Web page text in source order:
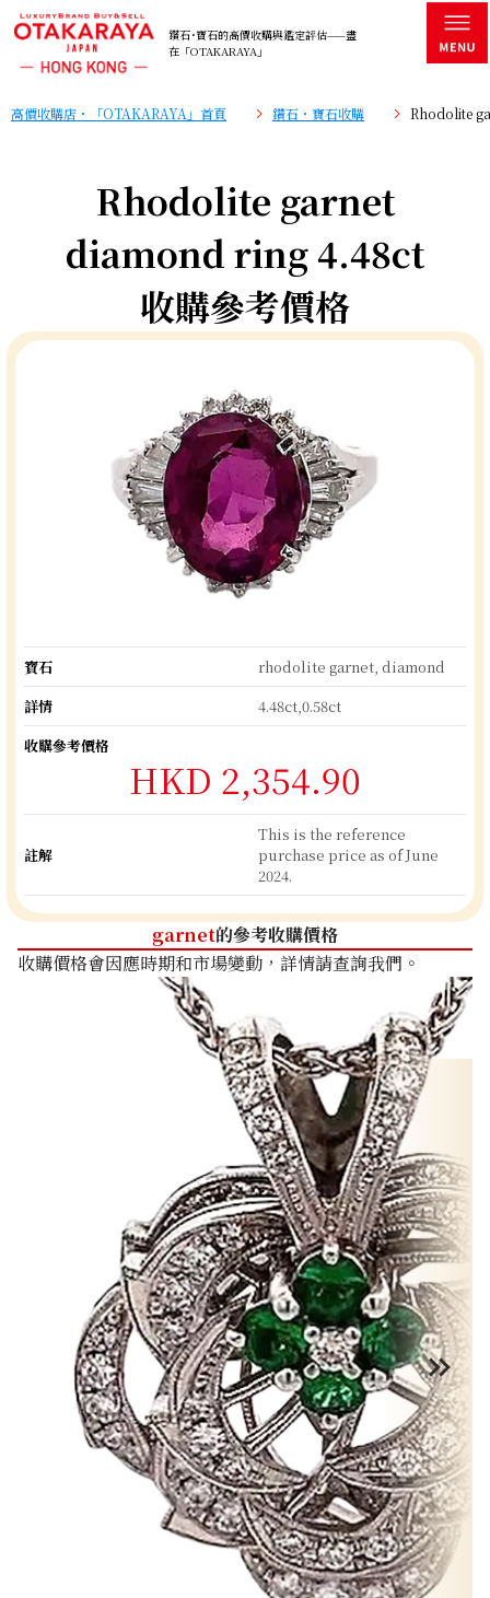
鑽石･寶石的高價收購與鑑定評估——盡
在「OTAKARAYA」
高價收購店・「OTAKARAYA」首頁 鑽石・寶石收購 Rhodolite
Rhodolite garnet
diamond ring 4.48ct
收購參考價格
寶石
rhodolite garnet, diamond
詳情
4.48ct,0.58ct
收購參考價格
HKD 2,354.90
註解
This is the reference
purchase price as of June
2024.
garnet的參考收購價格
收購價格會因應時期和市場變動，詳情請查詢我們。